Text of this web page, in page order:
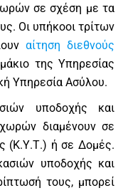
σε σχέση με τα
Οι υπήκοοι τρίτων
αίτηση διεθνούς
της Υπηρεσίας
Υπηρεσία Ασύλου.
υποδοχής και
διαμένουν σε
(Κ.Υ.Τ.) ή σε Δομές.
υποδοχής και
τους, μπορεί